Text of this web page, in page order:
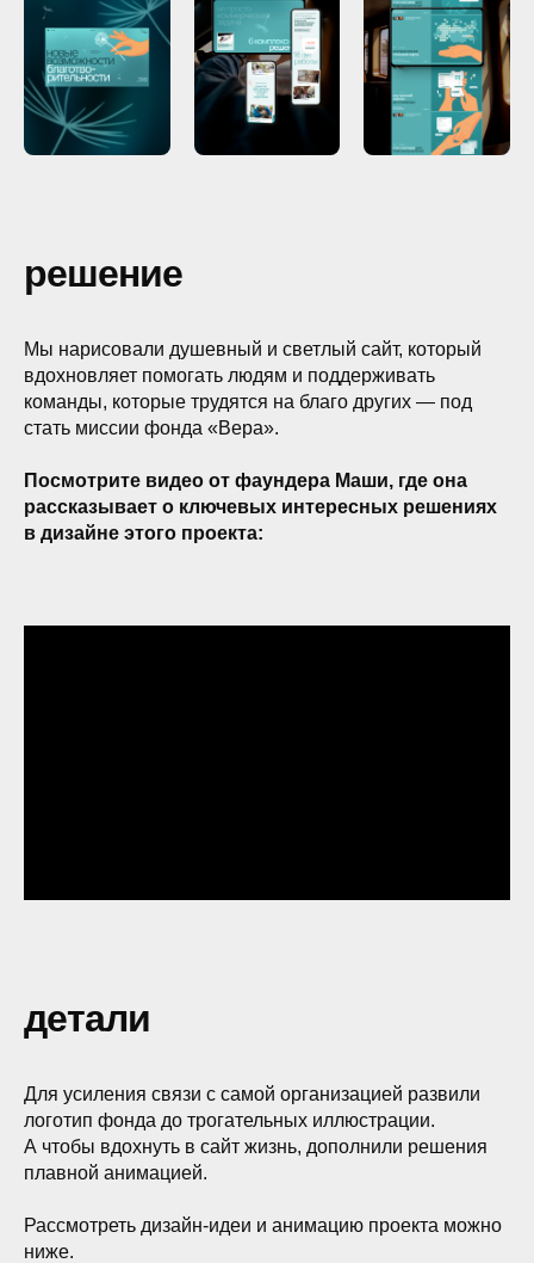
решение
Мы нарисовали душевный и светлый сайт, который
вдохновляет помогать людям и поддерживать
команды, которые трудятся на благо других — под
стать миссии фонда «Вера».
Посмотрите видео от фаундера Маши, где она
рассказывает о ключевых интересных решениях
в дизайне этого проекта:
детали
Для усиления связи с самой организацией развили
логотип фонда до трогательных иллюстрации.
А чтобы вдохнуть в сайт жизнь, дополнили решения
плавной анимацией.
Рассмотреть дизайн-идеи и анимацию проекта можно
ниже.